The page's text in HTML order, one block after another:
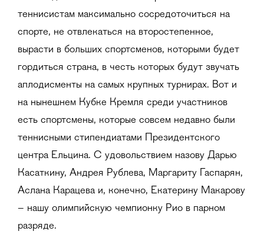
теннисистам максимально сосредоточиться на
спорте, не отвлекаться на второстепенное,
вырасти в больших спортсменов, которыми будет
гордиться страна, в честь которых будут звучать
аплодисменты на самых крупных турнирах. Вот и
на нынешнем Кубке Кремля среди участников
есть спортсмены, которые совсем недавно были
теннисными стипендиатами Президентского
центра Ельцина. С удовольствием назову Дарью
Касаткину, Андрея Рублева, Маргариту Гаспарян,
Аслана Карацева и, конечно, Екатерину Макарову
– нашу олимпийскую чемпионку Рио в парном
разряде.